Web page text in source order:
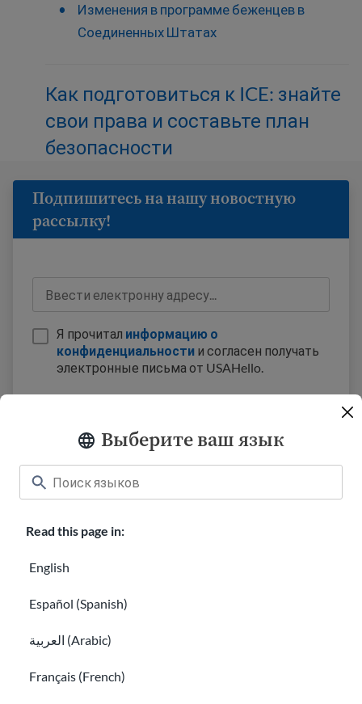
Выберите ваш язык
Read this page in:
English
Español (Spanish)
العربية (Arabic)
Français (French)
Изменения в программе беженцев в
Соединенных Штатах
Как подготовиться к ICE: знайте
свои права и составьте план
безопасности
Классная комната
Карьера в USAHello
Подпишитесь на нашу новостную
рассылку!
Я прочитал информацию о
конфиденциальности и согласен получать
электронные письма от USAHello.
Політика конфіденційності